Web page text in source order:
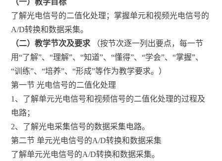
了解光电信号的二值化处理；掌握单元和视频光电信号的
A/D转换和数据采集。
（二）教学节次及要求 （按节次逐一列出要点，每一节
用“了解”、“理解”、“知道”、“懂得”、“学会”、“掌握”、
“训练”、“培养”、“形成”等作为教学要求。）
第一节 光电信号的二值化处理
1、了解单元光电信号和视频信号的二值化处理的过程及
电路；
2、了解光电采集信号的数据采集电路。
第二节 单元光电信号的A/D转换和数据采集
了解单元光电信号的A/D转换和数据采集。